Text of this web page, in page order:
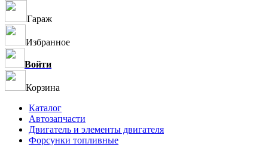
Гараж
Избранное
Войти
Корзина
Каталог
Автозапчасти
Двигатель и элементы двигателя
Форсунки топливные